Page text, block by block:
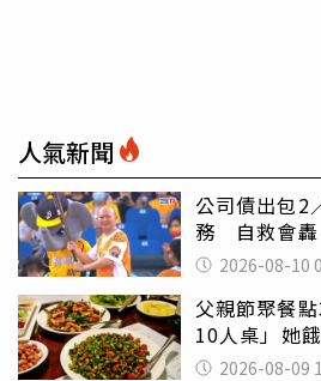
人氣新聞
公司債出包2
務 自救會轟
訟 2026-08-10
父親節聚餐
10人桌」她
店家看笑話
2026-08-09